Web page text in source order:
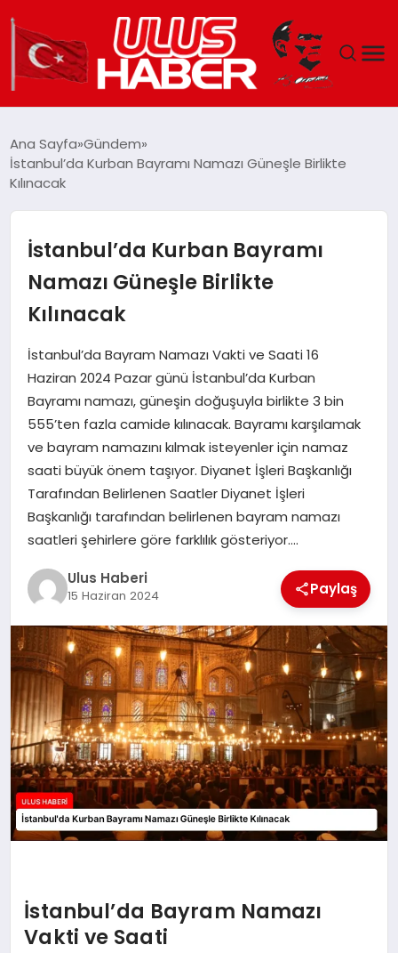
DÜNYA
TEKNOLOJI
EĞITIM
MAGAZIN
SPOR
YAŞAM
Ana Sayfa Gündem
İstanbul’da Kurban Bayramı Namazı Güneşle Birlikte
Kılınacak
İstanbul’da Kurban Bayramı
Namazı Güneşle Birlikte
Kılınacak
İstanbul’da Bayram Namazı Vakti ve Saati 16
Haziran 2024 Pazar günü İstanbul’da Kurban
Bayramı namazı, güneşin doğuşuyla birlikte 3 bin
555’ten fazla camide kılınacak. Bayramı karşılamak
ve bayram namazını kılmak isteyenler için namaz
saati büyük önem taşıyor. Diyanet İşleri Başkanlığı
Tarafından Belirlenen Saatler Diyanet İşleri
Başkanlığı tarafından belirlenen bayram namazı
saatleri şehirlere göre farklılık gösteriyor….
Ulus Haberi
15 Haziran 2024 Paylaş
İstanbul’da Bayram Namazı
Vakti ve Saati